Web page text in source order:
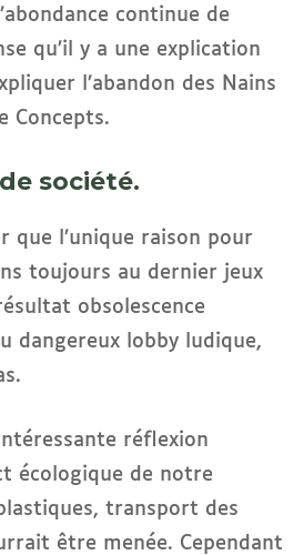
continue de
qu’il y a une explication
l’abandon des Nains
Concepts.
société.
que l’unique raison pour
toujours au dernier jeux
obsolescence
dangereux lobby ludique,
réflexion
écologique de notre
transport des
être menée. Cependant